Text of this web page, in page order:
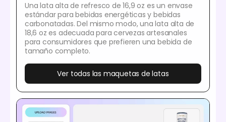
Una lata alta de refresco de 16,9 oz es un envase
estándar para bebidas energéticas y bebidas
carbonatadas. Del mismo modo, una lata alta de
18,6 oz es adecuada para cervezas artesanales
para consumidores que prefieren una bebida de
tamaño completo.
Ver todas las maquetas de latas